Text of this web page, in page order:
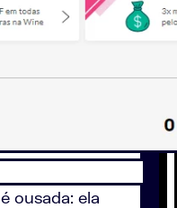
é ousada: ela